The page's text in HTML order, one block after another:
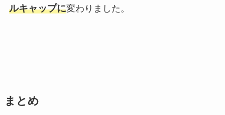
ルキャップに変わりました。
まとめ